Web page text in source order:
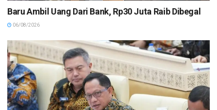
Baru Ambil Uang Dari Bank, Rp30 Juta Raib Dibegal
06/08/2026